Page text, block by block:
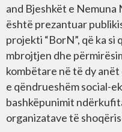
and Bjeshkët e Nemuna
është prezantuar
projekti “BorN”, që ka
mbrojtjen dhe
kombëtare në të dy
e qëndrueshëm social-
bashkëpunimit
organizatave të